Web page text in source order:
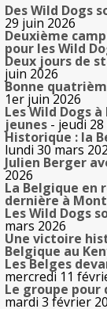
Des Wild Dogs
29 juin 2026
Deuxième
pour les Wild
Deux jours de
juin 2026
Bonne
1er juin 2026
Les Wild Dogs à
jeunes - jeudi
Historique : la
lundi 30 mars
Julien Berger
2026
La Belgique en
dernière à
Les Wild Dogs
mars 2026
Une victoire
Belgique au
Les Belges
mercredi 11
Le groupe pour
mardi 3 février